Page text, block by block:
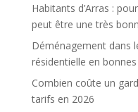
Habitants d’Arras :
peut être une très
Déménagement dans
résidentielle en
Combien coûte un
tarifs en 2026